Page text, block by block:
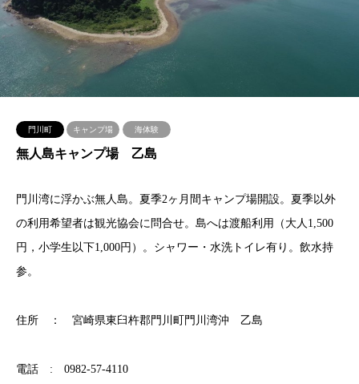
門川町 キャンプ場 海体験
無人島キャンプ場 乙島
門川湾に浮かぶ無人島。夏季2ヶ月間キャンプ場開設。夏季以外
の利用希望者は観光協会に問合せ。島へは渡船利用（大人1,500
円，小学生以下1,000円）。シャワー・水洗トイレ有り。飲水持
参。
住所 ： 宮崎県東臼杵郡門川町門川湾沖 乙島
電話 : 0982-57-4110